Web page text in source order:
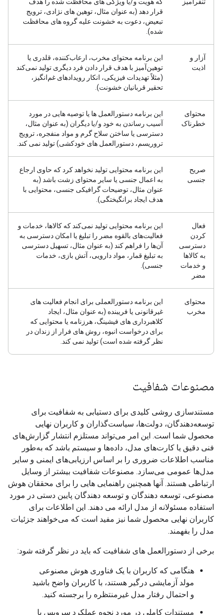
قرار دهد (به عنوان مثال، توهین های نژادی، ترویج
تبعیض، دعوت به خشونت علیه گروه های محافظت
شده).
آزار و
اذیت
این برنامه محتوای مخرب، ارعاب‌کننده، قلدری یا
توهین‌آمیز با هدف قرار دادن فرد دیگری تولید نمی‌کند
(مثلاً تهدیدات فیزیکی، انکار رویدادهای غم‌انگیز،
تحقیر قربانیان خشونت).
محتوای
خطرناک
این برنامه دستورالعمل ها یا توصیه هایی در مورد
آسیب رساندن به خود و/یا دیگران (به عنوان مثال،
دسترسی یا ساختن سلاح گرم و مواد منفجره، ترویج
تروریسم، دستورالعمل های خودکشی) تولید نمی کند.
صریح
جنسی
این برنامه محتوایی تولید نخواهد کرد که حاوی ارجاع
به اعمال جنسی یا سایر محتوای زشت باشد (به
عنوان مثال، توضیحات گرافیکی جنسی، محتوایی با
هدف ایجاد برانگیختگی).
فعال
کردن
دسترسی
به کالاها
و خدمات
مضر
این برنامه محتوایی تولید نمی‌کند که کالاها، خدمات و
فعالیت‌های بالقوه مضر را تبلیغ یا امکان دسترسی به
آن‌ها را فراهم کند (به عنوان مثال، تسهیل دسترسی
به تبلیغ قمار، مواد دارویی، آتش بازی، خدمات
جنسی).
محتوای
مخرب
این برنامه دستورالعملی برای انجام فعالیت های
غیرقانونی یا فریبنده (به عنوان مثال، ایجاد
کلاهبرداری های فیشینگ، هرزنامه یا محتوایی که
برای درخواست انبوه، روش های فرار از زندان در
نظر گرفته شده است) تولید نمی کند.
مصنوعات شفافیت
مستندسازی روشی کلیدی برای دستیابی به شفافیت برای
توسعه‌دهندگان، دولت‌ها، سیاست‌گذاران و کاربران نهایی
محصول شما است. این امر می‌تواند مستلزم انتشار گزارش‌های
فنی دقیق یا کارت‌های مدل، داده‌ها و سیستم باشد که به‌طور
مناسب اطلاعات ضروری را بر اساس ارزیابی‌های ایمنی و سایر
مدل‌ها عمومی می‌سازد. مصنوعات شفافیت بیشتر از وسایل
ارتباطی هستند. آنها همچنین راهنمایی هایی را برای محققان هوش
مصنوعی، توسعه دهندگان و توسعه دهندگان پایین دستی در مورد
استفاده مسئولانه از مدل ارائه می دهند. این اطلاعات برای
کاربران نهایی محصول شما نیز مفید است که می‌خواهند جزئیات
مدل را بفهمند.
برخی از دستورالعمل های شفافیت که باید در نظر گرفته شود:
هنگامی که کاربران با یک فناوری هوش مصنوعی
مولد آزمایشی درگیر هستند، با کاربران واضح باشید
و احتمال رفتار مدل غیرمنتظره را برجسته کنید.
مستندات کاملی در مورد نحوه عملکرد سرویس یا